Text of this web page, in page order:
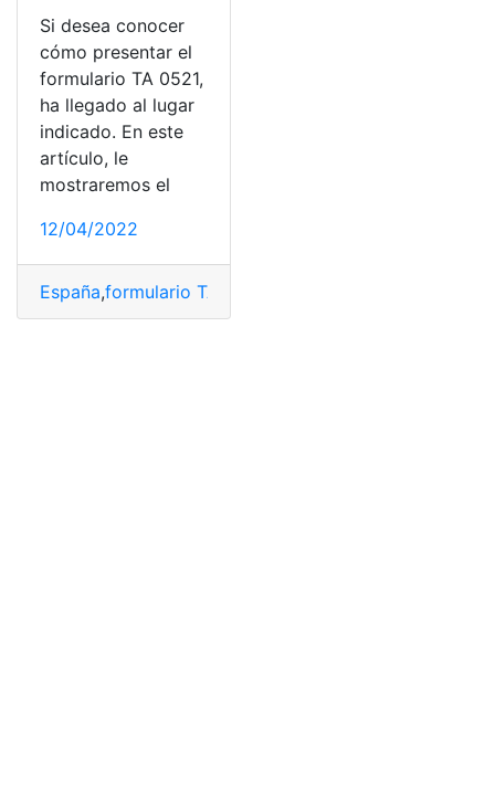
Si desea conocer
cómo presentar el
formulario TA 0521,
ha llegado al lugar
indicado. En este
artículo, le
mostraremos el
12/04/2022
España,formulario TA 0521